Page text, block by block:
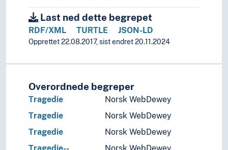
Privilegier
Problemløsning
Prognoser
Programmer
Protester
Påvirkning
Rammebetingelser
Rangering
Regelverk
Last ned dette begrepet
RDF/XML TURTLE JSON-LD
Opprettet 22.08.2017, sist endret 20.11.2024
Overordnede begreper
Tragedie
Norsk WebDewey
Tragedie
Norsk WebDewey
Tragedie
Norsk WebDewey